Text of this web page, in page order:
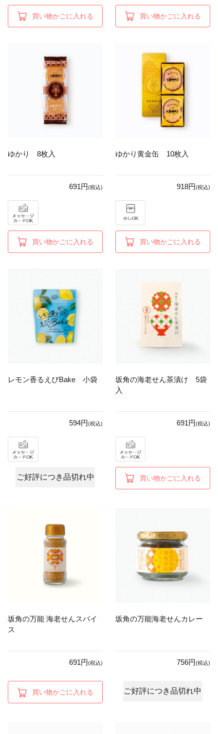
買い物かごに入れる 買い物かごに入れる
ゆかり 8枚入
691円(税込)
買い物かごに入れる
ゆかり黄金缶 10枚入
918円(税込)
買い物かごに入れる
レモン香るえびBake 小袋
594円(税込)
ご好評につき品切れ中
坂角の海老せん茶漬け 5袋
入
691円(税込)
買い物かごに入れる
坂角の万能 海老せんスパイ
ス
691円(税込)
買い物かごに入れる
坂角の万能海老せんカレー
756円(税込)
ご好評につき品切れ中